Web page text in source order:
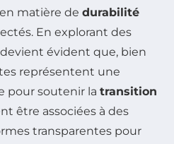
matière de durabilité
En explorant des
évident que, bien
représentent une
pour soutenir la transition
être associées à des
transparentes pour